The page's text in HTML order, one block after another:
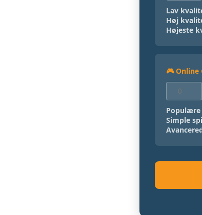
Lav
Høj
Højeste
🎮 Online
Populære
Simple